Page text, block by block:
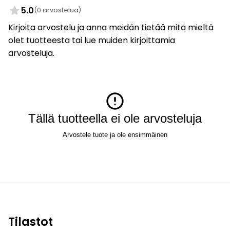
5.0(0 arvostelua)
Kirjoita arvostelu ja anna meidän tietää mitä mieltä
olet tuotteesta tai lue muiden kirjoittamia
arvosteluja.
Tällä tuotteella ei ole arvosteluja
Arvostele tuote ja ole ensimmäinen
Tilastot